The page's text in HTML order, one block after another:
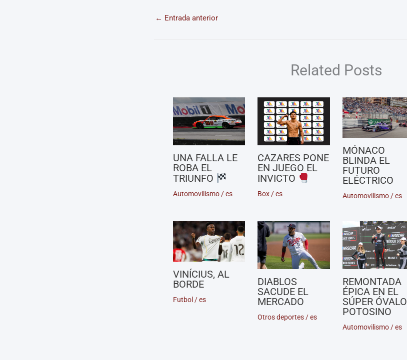
← Entrada anterior
Related Posts
UNA FALLA LE
ROBA EL
TRIUNFO
Automovilismo/es
CAZARES PONE
EN JUEGO EL
INVICTO
Box /es
MÓNACO
BLINDA EL
FUTURO
ELÉCTRICO
Automovilismo/es
VINÍCIUS, AL
BORDE
Futbol /es
DIABLOS
SACUDE EL
MERCADO
Otros deportes/es
REMONTADA
ÉPICA EN EL
SÚPER ÓVALO
POTOSINO
Automovilismo/es